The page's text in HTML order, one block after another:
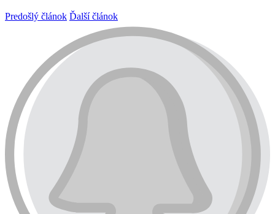
Predošlý článok Ďalší článok